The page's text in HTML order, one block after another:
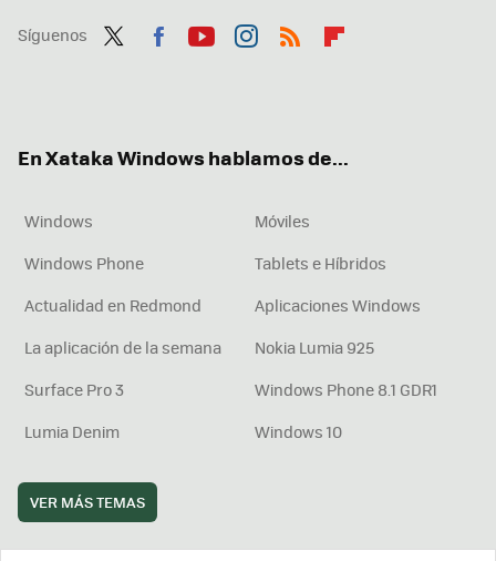
Síguenos
En Xataka Windows hablamos de...
Windows
Móviles
Windows Phone
Tablets e Híbridos
Actualidad en Redmond
Aplicaciones Windows
La aplicación de la semana
Nokia Lumia 925
Surface Pro 3
Windows Phone 8.1 GDR1
Lumia Denim
Windows 10
VER MÁS TEMAS